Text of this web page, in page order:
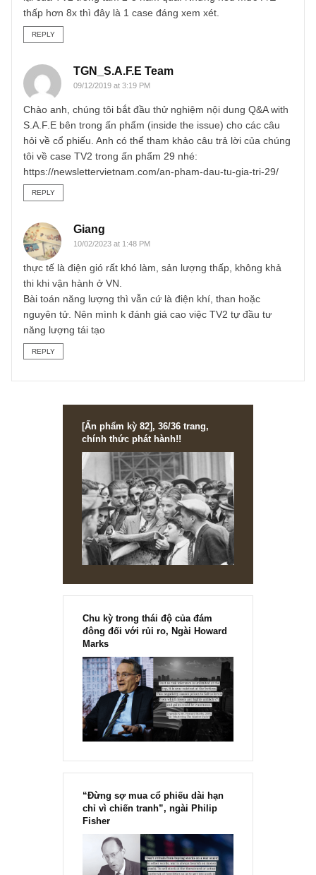
REPLY
Thuc Te
20/10/2019 at 10:28 AM
Cám ơn SAFE team.
Với mức định giá hiện tại P/E trailing ~ 9x-10x đúng là
không hấp dẫn so với mức tăng trưởng đã có phần chững
lại của TV2 trong tầm 2-3 năm qua. Nhưng nếu mức P/E
thấp hơn 8x thì đây là 1 case đáng xem xét.
REPLY
TGN_S.A.F.E Team
09/12/2019 at 3:19 PM
Chào anh, chúng tôi bắt đầu thử nghiệm nội dung Q&A
S.A.F.E bên trong ấn phẩm (inside the issue) cho các câu
tôi về case TV2 trong ấn phẩm 29 nhé:
Giang
10/02/2023 at 1:48 PM
thực tế là điện gió rất khó làm, sản lượng thấp, không khả
thi khi vận hành ở VN.
Bài toán năng lượng thì vẫn cứ là điện khí, than hoặc
nguyên tử. Nên mình k đánh giá cao việc TV2 tự đầu tư
năng lượng tái tạo
[Ấn phẩm kỳ 82], 36/36 trang,
chính thức phát hành!!
Chu kỳ trong thái độ của đám